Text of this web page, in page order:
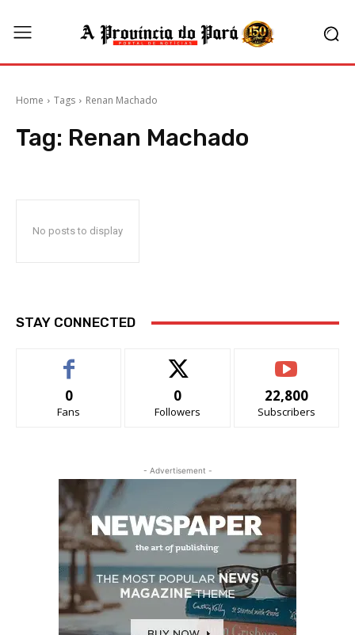
Home Tags Renan Machado
Tag: Renan Machado
No posts to display
STAY CONNECTED
0
Fans
0
Followers
22,800
Subscribers
- Advertisement -